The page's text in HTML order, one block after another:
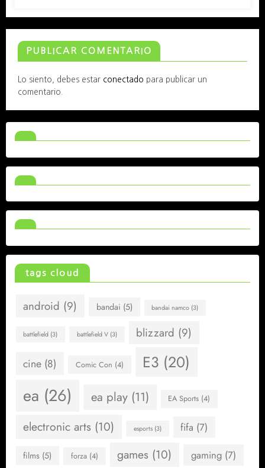
PUBLICAR COMENTARIO
Lo siento, debes estar conectado para publicar un
comentario.
tags cloud
android (9) bandai (5) bandai namco (3)
battlefield (3) battlefield V(3) blizzard (9)
cine (8) Comic Con (4) E3 (20)
ea (26) ea play(11) EA Sports (4)
electronic arts (10) esports(3) fifa (7)
films (5) forza(4) games (10) gaming(7)